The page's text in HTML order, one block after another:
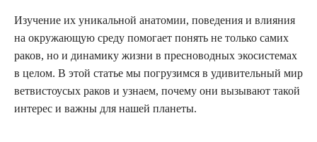
Изучение их уникальной анатомии, поведения и влияния
на окружающую среду помогает понять не только самих
раков, но и динамику жизни в пресноводных экосистемах
в целом. В этой статье мы погрузимся в удивительный мир
ветвистоусых раков и узнаем, почему они вызывают такой
интерес и важны для нашей планеты.